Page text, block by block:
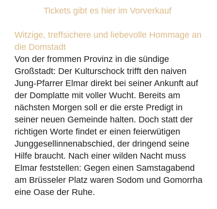
Tickets gibt es hier im Vorverkauf
Witzige, treffsichere und liebevolle Hommage an
die Domstadt
Von der frommen Provinz in die sündige
Großstadt: Der Kulturschock trifft den naiven
Jung-Pfarrer Elmar direkt bei seiner Ankunft auf
der Domplatte mit voller Wucht. Bereits am
nächsten Morgen soll er die erste Predigt in
seiner neuen Gemeinde halten. Doch statt der
richtigen Worte findet er einen feierwütigen
Junggesellinnenabschied, der dringend seine
Hilfe braucht. Nach einer wilden Nacht muss
Elmar feststellen: Gegen einen Samstagabend
am Brüsseler Platz waren Sodom und Gomorrha
eine Oase der Ruhe.